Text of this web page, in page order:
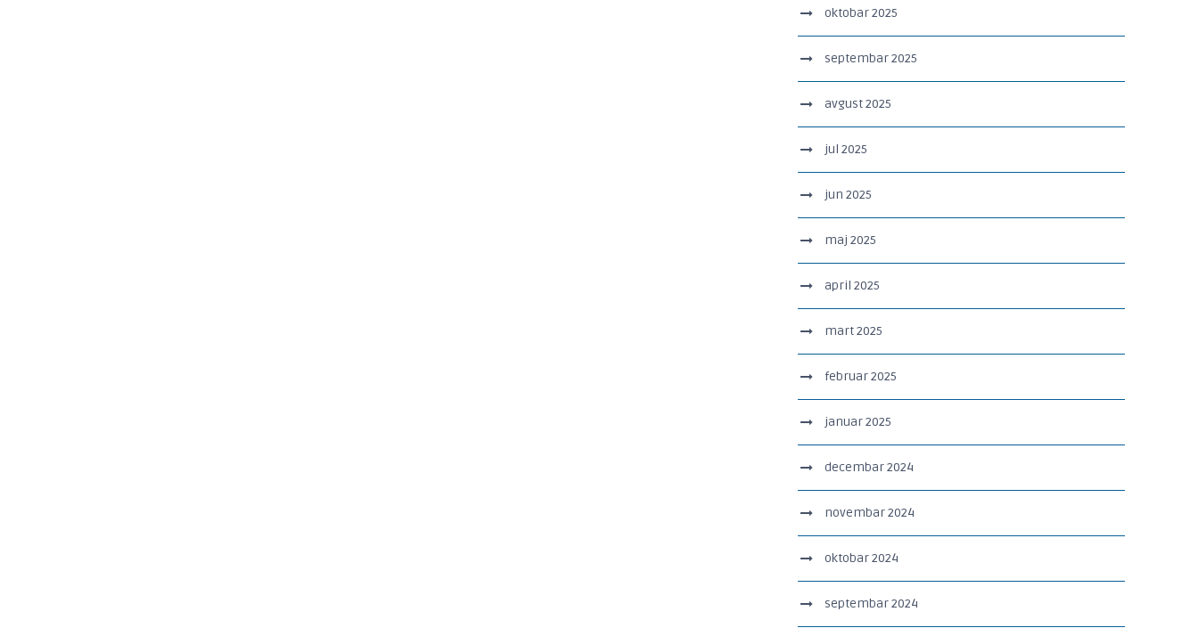
oktobar 2025
septembar 2025
avgust 2025
jul 2025
jun 2025
maj 2025
april 2025
mart 2025
februar 2025
januar 2025
decembar 2024
novembar 2024
oktobar 2024
septembar 2024